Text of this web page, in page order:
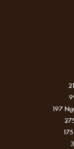
197